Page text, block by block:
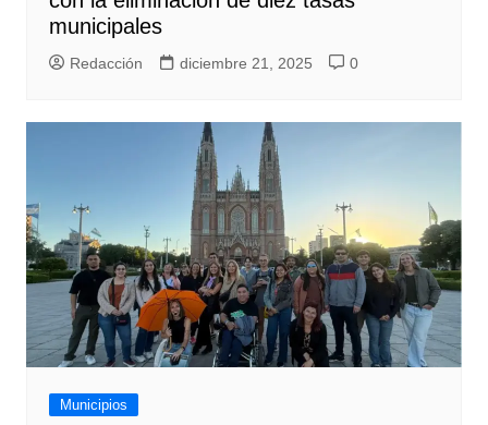
municipales
Redacción diciembre 21, 2025 0
Municipios